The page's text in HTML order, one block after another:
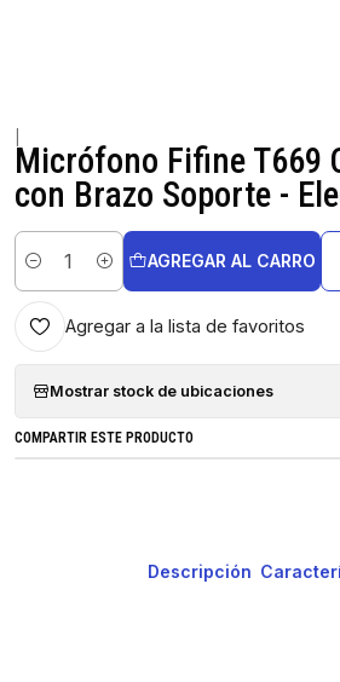
Micrófono Fifine T669
con Brazo Soporte -
Cantidad
AGREGAR AL CARRO
Agregar a la lista de favoritos
Mostrar stock de ubicaciones
COMPARTIR ESTE PRODUCTO
Descripción